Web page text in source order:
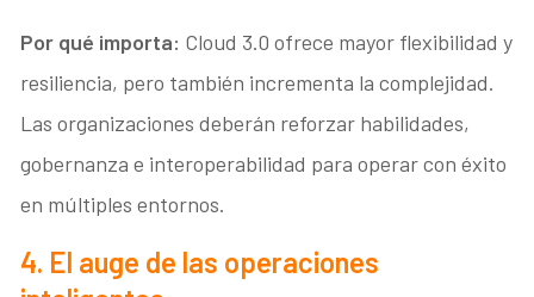
Por qué importa: Cloud 3.0 ofrece mayor flexibilidad y
resiliencia, pero también incrementa la complejidad.
Las organizaciones deberán reforzar habilidades,
gobernanza e interoperabilidad para operar con éxito
en múltiples entornos.
4. El auge de las operaciones